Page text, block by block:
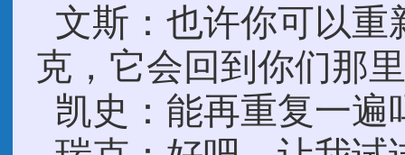
文斯：也许你可以重
克，它会回到你们那
凯史：能再重复一遍